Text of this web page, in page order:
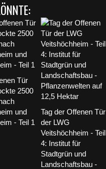
Tür
2500
und
- Teil 1
Tag der Offenen Tür
der LWG
Veitshöchheim - Teil
4: Institut für
Stadtgrün und
Landschaftsbau -